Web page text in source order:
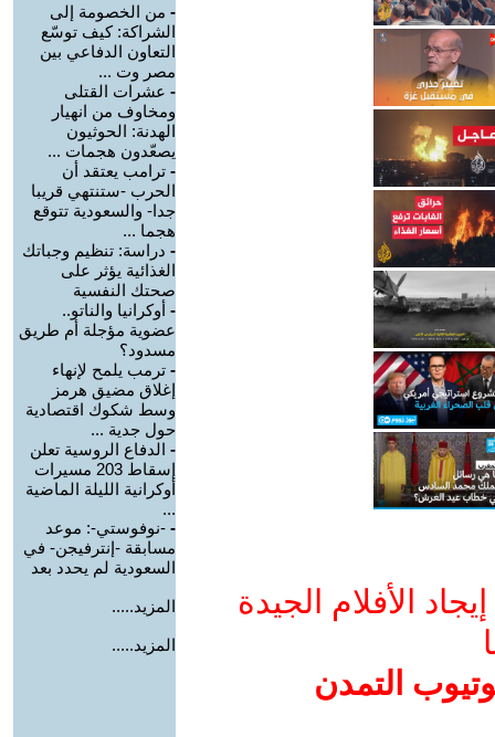
الأفلام الجيدة
التمدن
- من الخصومة إلى
الشراكة: كيف توسّع
التعاون الدفاعي بين
مصر وت ...
- عشرات القتلى
ومخاوف من انهيار
الهدنة: الحوثيون
يصعّدون هجمات ...
- ترامب يعتقد أن
الحرب -ستنتهي قريبا
جدا- والسعودية تتوقع
هجما ...
- دراسة: تنظيم وجباتك
الغذائية يؤثر على
صحتك النفسية
- أوكرانيا والناتو..
عضوية مؤجلة أم طريق
مسدود؟
- ترمب يلمح لإنهاء
إغلاق مضيق هرمز
وسط شكوك اقتصادية
حول جدية ...
- الدفاع الروسية تعلن
إسقاط 203 مسيرات
أوكرانية الليلة الماضية
...
- -نوفوستي-: موعد
مسابقة -إنترفيجن- في
السعودية لم يحدد بعد
المزيد.....
المزيد.....